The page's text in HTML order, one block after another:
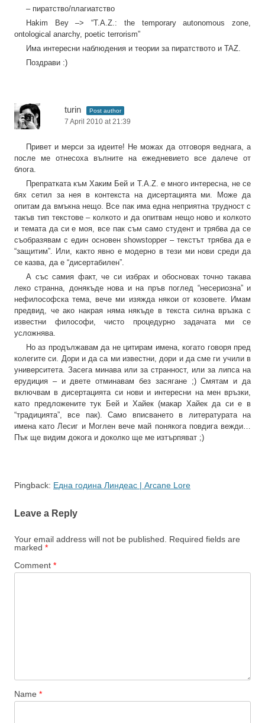
– пиратство/плагиатство
Hakim Bey –> “T.A.Z.: the temporary autonomous zone,
ontological anarchy, poetic terrorism”
Има интересни наблюдения и теории за пиратството и TAZ.
Поздрави :)
turin Post author
7 April 2010 at 21:39
Привет и мерси за идеите! Не можах да отговоря веднага, а
после ме отнесоха вълните на ежедневието все далече от
блога.
Препратката към Хаким Бей и T.A.Z. е много интересна, не се
бях сетил за нея в контекста на дисертацията ми. Може да
опитам да вмъкна нещо. Все пак има една неприятна трудност с
такъв тип текстове – колкото и да опитвам нещо ново и колкото
и темата да си е моя, все пак съм само студент и трябва да се
съобразявам с един основен showstopper – текстът трябва да е
“защитим”. Или, както явно е модерно в тези ми нови среди да
се казва, да е “дисертабилен”.
А със самия факт, че си избрах и обосновах точно такава
леко странна, донякъде нова и на пръв поглед “несериозна” и
нефилософска тема, вече ми изяжда някои от козовете. Имам
предвид, че ако накрая няма някъде в текста силна връзка с
известни философи, чисто процедурно задачата ми се
усложнява.
Но аз продължавам да не цитирам имена, когато говоря пред
колегите си. Дори и да са ми известни, дори и да сме ги учили в
университета. Засега минава или за странност, или за липса на
ерудиция – и двете отминавам без засягане ;) Смятам и да
включвам в дисертацията си нови и интересни на мен връзки,
като предложените тук Бей и Хайек (макар Хайек да си е в
“традицията”, все пак). Само вписването в литературата на
имена като Лесиг и Моглен вече май понякога повдига вежди…
Пък ще видим докога и доколко ще ме изтърпяват ;)
Pingback: Една година Линдеас | Arcane Lore
Leave a Reply
Your email address will not be published.
Required fields are
marked *
Comment *
Name *